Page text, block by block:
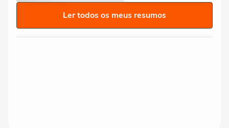
Ler todos os meus resumos